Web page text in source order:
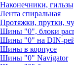
Наконечники,
Лента спиральная
Протяжки, прутки,
Шины "0", блоки
Шины "0" на DIN-
Шины в корпусе
Шины "0" Navigator